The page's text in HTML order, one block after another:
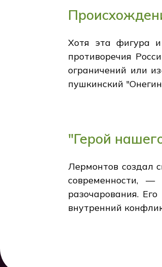
Хотя эта фигура и
противоречия
ограничений или
пушкинский
"Герой
Лермонтов создал
современности,
разочарования.
внутренний